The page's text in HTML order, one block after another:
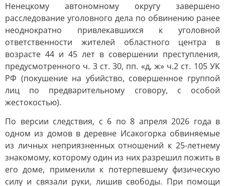
Ненецкому автономному округу завершено
расследование уголовного дела по обвинению ранее
неоднократно привлекавшихся к уголовной
ответственности жителей областного центра в
возрасте 44 и 45 лет в совершении преступления,
предусмотренного ч. 3 ст. 30, пп. «д, ж» ч.2 ст. 105 УК
РФ (покушение на убийство, совершенное группой
лиц по предварительному сговору, с особой
жестокостью).
По версии следствия, с 6 по 8 апреля 2026 года в
одном из домов в деревне Исакогорка обвиняемые
из личных неприязненных отношений к 25-летнему
знакомому, которому один из них разрешил пожить в
его доме, применили к потерпевшему физическую
силу и связали руки, лишив свободы. При помощи